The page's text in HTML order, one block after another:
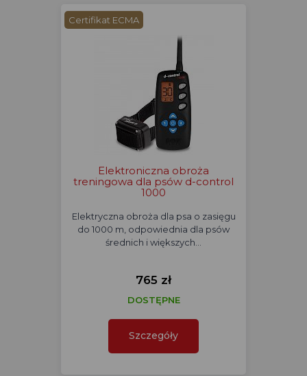
Certifikat ECMA
Elektroniczna obroża
treningowa dla psów d-control
1000
Elektryczna obroża dla psa o zasięgu
do 1000 m, odpowiednia dla psów
średnich i większych…
765 zł
DOSTĘPNE
Szczegóły